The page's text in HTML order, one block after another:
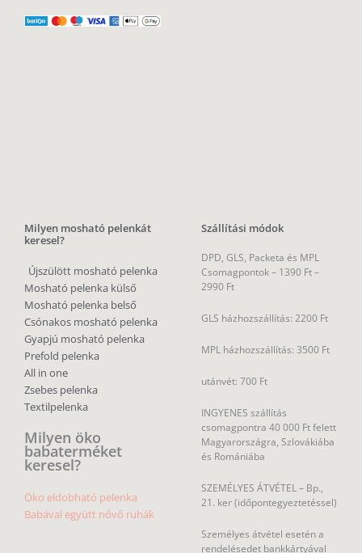
Milyen mosható pelenkát
keresel?
Újszülött mosható pelenka
Mosható pelenka külső
Mosható pelenka belső
Csónakos mosható pelenka
Gyapjú mosható pelenka
Prefold pelenka
All in one
Zsebes pelenka
Textilpelenka
Milyen öko
babaterméket
keresel?
Öko eldobható pelenka
Babával együtt nővő ruhák
Szállítási módok
DPD, GLS, Packeta és MPL
Csomagpontok – 1390 Ft –
2990 Ft
GLS házhozszállítás: 2200 Ft
MPL házhozszállítás: 3500 Ft
utánvét: 700 Ft
INGYENES szállítás
csomagpontra 40 000 Ft felett
Magyarországra, Szlovákiába
és Romániába
SZEMÉLYES ÁTVÉTEL – Bp.,
21. ker (időpontegyeztetéssel)
Személyes átvétel esetén a
rendelésedet bankkártyával